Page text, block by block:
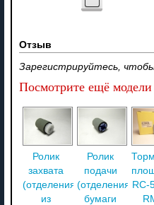
Отзыв
Зарегистрируйтесь,
Посмотрите ещё модели
Ролик
захвата
(отделения)
из
Ролик
подачи
(отделения)
бумаги
RC-